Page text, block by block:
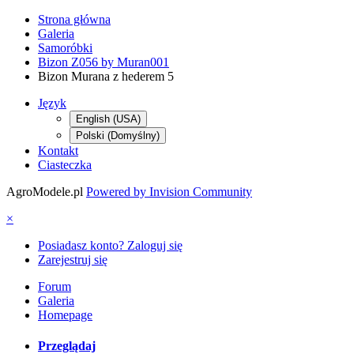
Strona główna
Galeria
Samoróbki
Bizon Z056 by Muran001
Bizon Murana z hederem 5
Język
English (USA)
Polski (Domyślny)
Kontakt
Ciasteczka
AgroModele.pl Powered by Invision Community
×
Posiadasz konto? Zaloguj się
Zarejestruj się
Forum
Galeria
Homepage
Przeglądaj